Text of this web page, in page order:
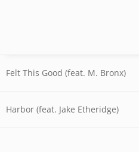
Felt This Good (feat. M. Bronx)
Harbor (feat. Jake Etheridge)